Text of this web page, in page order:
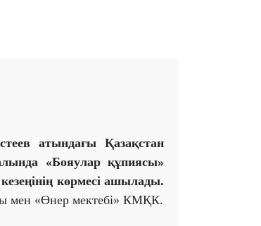
атындағы Қазақстан
«Бояулар құпиясы»
көрмесі ашылады.
мен «Өнер мектебі» КМҚК.